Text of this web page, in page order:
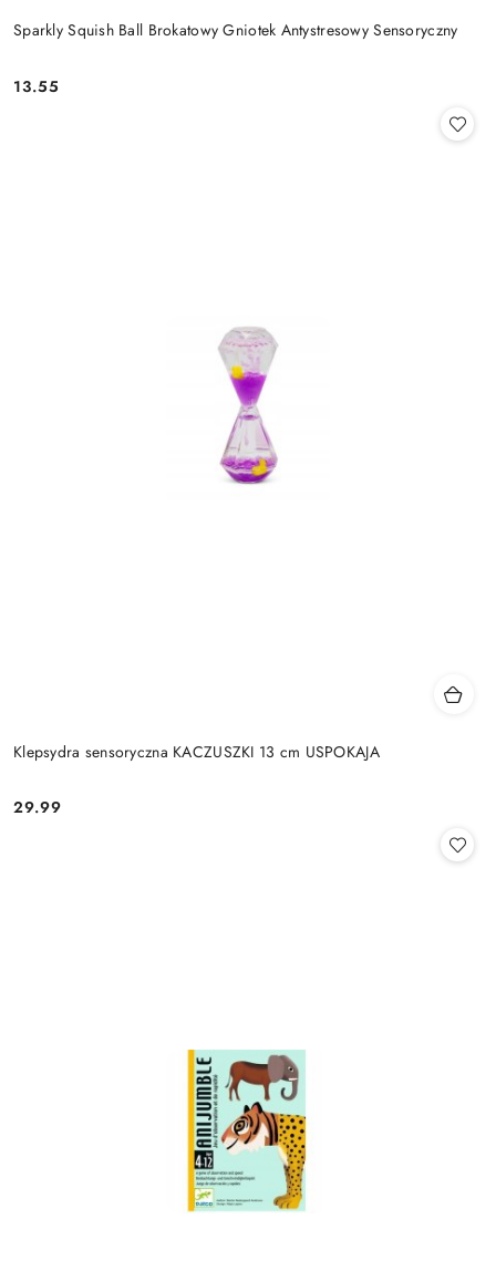
Sparkly Squish Ball Brokatowy Gniotek Antystresowy Sensoryczny
Cena:
13.55
Klepsydra sensoryczna KACZUSZKI 13 cm USPOKAJA
Cena:
29.99